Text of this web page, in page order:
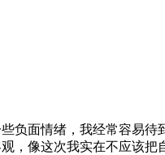
负面情绪，我经常容易
，像这次我实在不应该